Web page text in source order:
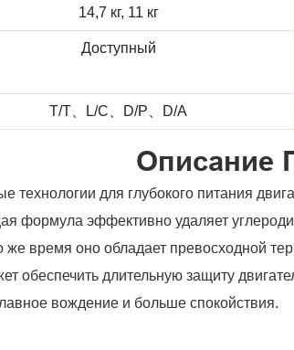
14,7 кг, 11 кг
Доступный
T/T、L/C、D/P、D/A
Описание
технологии для глубокого питания
формула эффективно удаляет
время оно обладает превосходной
обеспечить длительную защиту
вождение и больше спокойствия.